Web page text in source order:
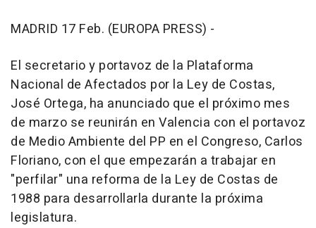
MADRID 17 Feb. (EUROPA PRESS) -
El secretario y portavoz de la Plataforma
Nacional de Afectados por la Ley de Costas,
José Ortega, ha anunciado que el próximo mes
de marzo se reunirán en Valencia con el portavoz
de Medio Ambiente del PP en el Congreso, Carlos
Floriano, con el que empezarán a trabajar en
"perfilar" una reforma de la Ley de Costas de
1988 para desarrollarla durante la próxima
legislatura.